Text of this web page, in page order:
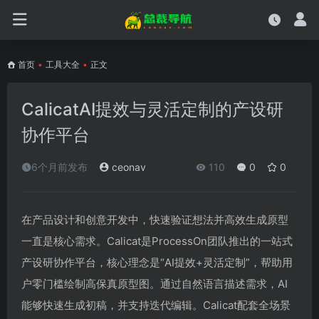
首页 • 工具大全 • 正文
CalicatAI提效与灵活定制的产设研
协作平台
6个月前发布 ceonav 110 0 0
在产品设计和创意开发中，快速验证想法并高效生成原型
一直是核心需求。Calicat是ProcessOn团队推出的一站式
产设研协作平台，核心理念是“AI提效+灵活定制”，帮助用
户零门槛绘制高保真原型图。通过自然语言描述需求，AI
能够快速生成初稿，并支持迭代编辑。Calicat配套全场景